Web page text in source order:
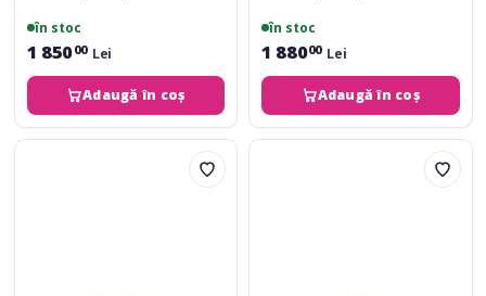
în stoc
1 85000 Lei
Adaugă în coș
în stoc
1 88000 Lei
Adaugă în coș
Istanbul
Istanbul